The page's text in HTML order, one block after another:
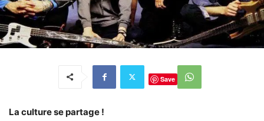
Save
La culture se partage !